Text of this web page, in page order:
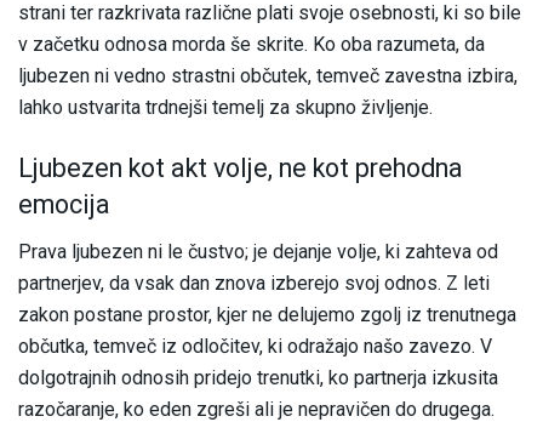
strani ter razkrivata različne plati svoje osebnosti, ki so bile
v začetku odnosa morda še skrite. Ko oba razumeta, da
ljubezen ni vedno strastni občutek, temveč zavestna izbira,
lahko ustvarita trdnejši temelj za skupno življenje.
Ljubezen kot akt volje, ne kot prehodna
emocija
Prava ljubezen ni le čustvo; je dejanje volje, ki zahteva od
partnerjev, da vsak dan znova izberejo svoj odnos. Z leti
zakon postane prostor, kjer ne delujemo zgolj iz trenutnega
občutka, temveč iz odločitev, ki odražajo našo zavezo. V
dolgotrajnih odnosih pridejo trenutki, ko partnerja izkusita
razočaranje, ko eden zgreši ali je nepravičen do drugega.